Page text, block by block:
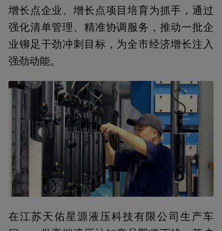
增长点企业、增长点项目培育为抓手，通过
强化清单管理、精准协调服务，推动一批企
业铆足干劲冲刺目标，为全市经济增长注入
强劲动能。
在江苏天佑星源液压科技有限公司生产车